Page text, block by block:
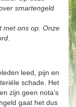
smartengeld
met ons op. Onze
leed, pijn en
schade. Het
zijn geen nota’s
gaat het dus